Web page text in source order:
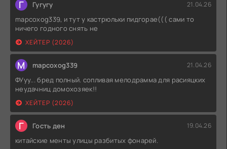
Г Гугугу 21.04.26
mapcoxog339, и тут у кастрюльки пидгорае((( сами то
ничего годного снять не
ХЕЙТЕР (2026)
M mapcoxog339 21.04.26
ФУуу... бред полный. сопливая мелодрамма для расияцких
неудачниц домохозяек!!
ХЕЙТЕР (2026)
Г Гость ден 19.04.26
китайские менты улицы разбитых фонарей.